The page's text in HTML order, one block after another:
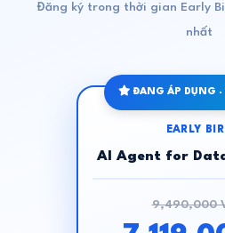
Đăng ký trong thời gian Early
nhất
ĐANG ÁP DỤNG
EARLY
AI Agent for
9,490,000